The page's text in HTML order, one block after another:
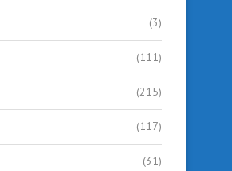
(3)
(111)
(215)
(117)
(31)